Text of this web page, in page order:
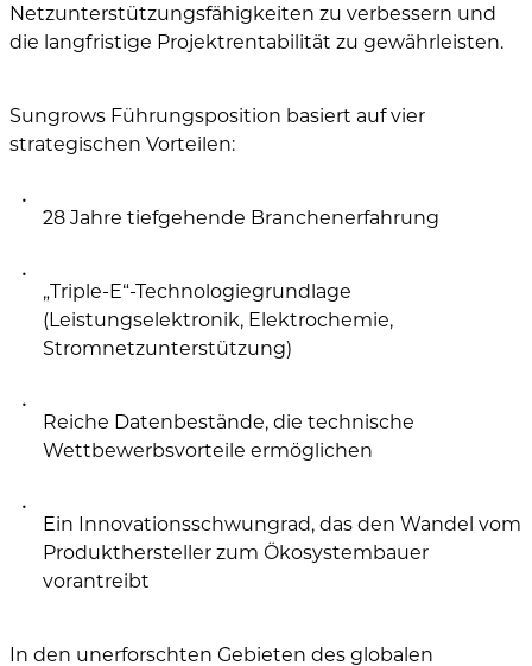
Netzunterstützungsfähigkeiten zu verbessern und
die langfristige Projektrentabilität zu gewährleisten.
Sungrows Führungsposition basiert auf vier
strategischen Vorteilen:
28 Jahre tiefgehende Branchenerfahrung
„Triple-E“-Technologiegrundlage
(Leistungselektronik, Elektrochemie,
Stromnetzunterstützung)
Reiche Datenbestände, die technische
Wettbewerbsvorteile ermöglichen
Ein Innovationsschwungrad, das den Wandel vom
Produkthersteller zum Ökosystembauer
vorantreibt
In den unerforschten Gebieten des globalen